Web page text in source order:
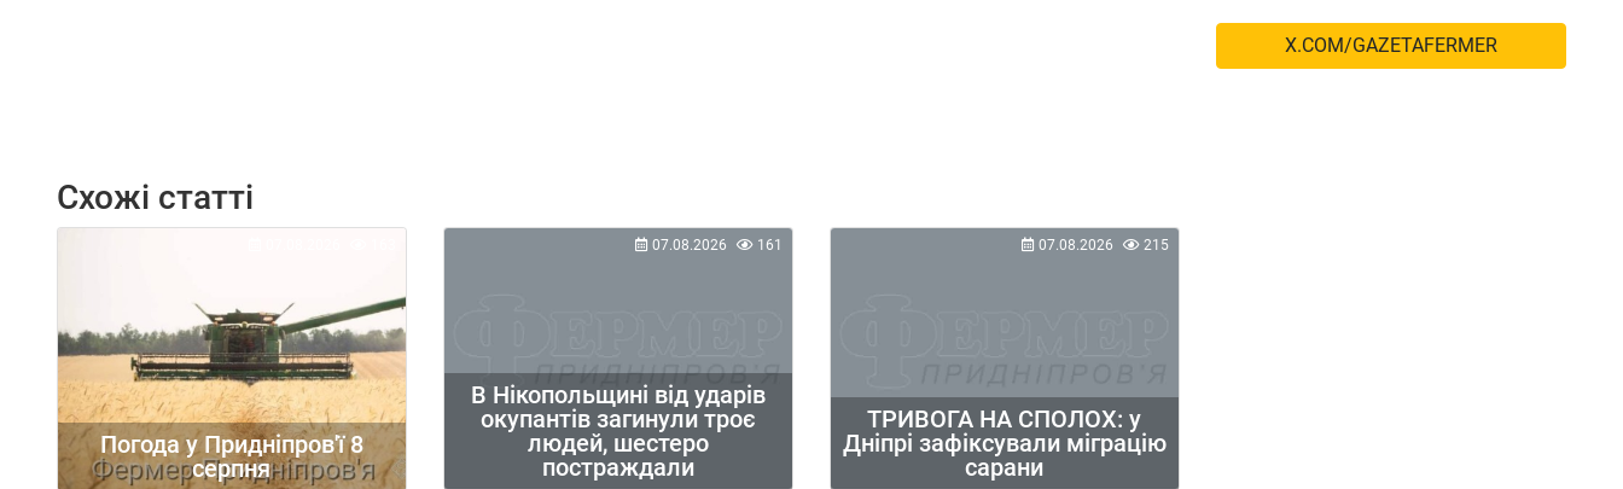
Схожі статті
Погода у Придніпров'ї 8
серпня
В Нікопольщині від ударів
окупантів загинули троє
людей, шестеро
постраждали
07.08.2026 161
ТРИВОГА НА СПОЛОХ: у
Дніпрі зафіксували міграцію
сарани
07.08.2026 215
X.COM/GAZETAFERMER